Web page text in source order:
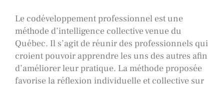
Le codéveloppement professionnel est une
méthode d’intelligence collective venue du
Québec. Il s’agit de réunir des professionnels qui
croient pouvoir apprendre les uns des autres afin
d’améliorer leur pratique. La méthode proposée
favorise la réflexion individuelle et collective sur